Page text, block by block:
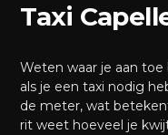
Taxi
Weten waar je aan
als je een taxi nodig
de meter, wat
rit weet hoeveel je